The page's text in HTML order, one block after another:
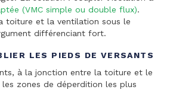
(VMC simple ou double flux).
toiture et la ventilation sous le
différenciant fort.
LES PIEDS DE VERSANTS
à la jonction entre la toiture et le
zones de déperdition les plus